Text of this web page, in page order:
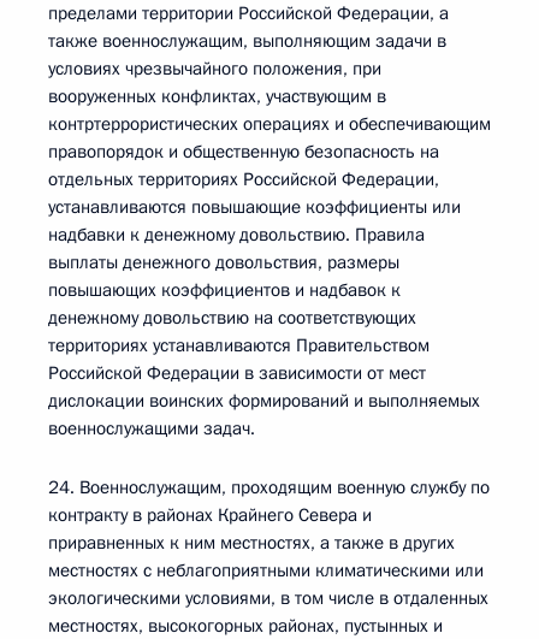
пределами территории Российской Федерации, а
также военнослужащим, выполняющим задачи в
условиях чрезвычайного положения, при
вооруженных конфликтах, участвующим в
контртеррористических операциях и обеспечивающим
правопорядок и общественную безопасность на
отдельных территориях Российской Федерации,
устанавливаются повышающие коэффициенты или
надбавки к денежному довольствию. Правила
выплаты денежного довольствия, размеры
повышающих коэффициентов и надбавок к
денежному довольствию на соответствующих
территориях устанавливаются Правительством
Российской Федерации в зависимости от мест
дислокации воинских формирований и выполняемых
военнослужащими задач.
24. Военнослужащим, проходящим военную службу по
контракту в районах Крайнего Севера и
приравненных к ним местностях, а также в других
местностях с неблагоприятными климатическими или
экологическими условиями, в том числе в отдаленных
местностях, высокогорных районах, пустынных и